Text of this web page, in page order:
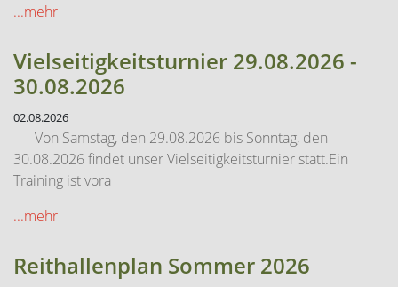
...mehr
Vielseitigkeitsturnier 29.08.2026 -
30.08.2026
02.08.2026
Von Samstag, den 29.08.2026 bis Sonntag, den
30.08.2026 findet unser Vielseitigkeitsturnier statt.Ein
Training ist vora
...mehr
Reithallenplan Sommer 2026